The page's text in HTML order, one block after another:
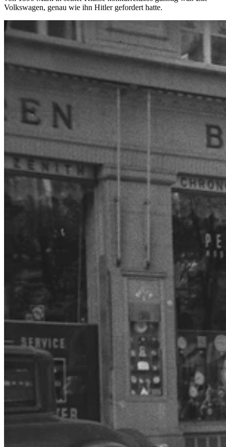
Volkswagen, genau wie ihn Hitler gefordert hatte.